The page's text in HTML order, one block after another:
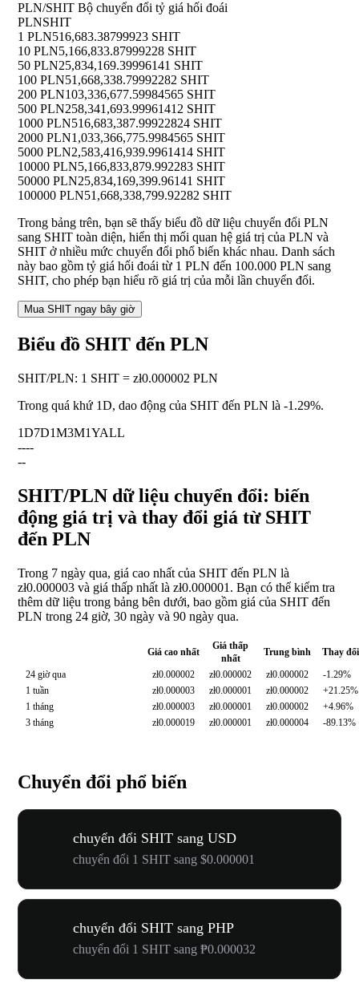
PLN/SHIT Bộ chuyển đổi tỷ giá hối đoái
PLNSHIT
1 PLN516,683.38799923 SHIT
10 PLN5,166,833.87999228 SHIT
50 PLN25,834,169.39996141 SHIT
100 PLN51,668,338.79992282 SHIT
200 PLN103,336,677.59984565 SHIT
500 PLN258,341,693.99961412 SHIT
1000 PLN516,683,387.99922824 SHIT
2000 PLN1,033,366,775.9984565 SHIT
5000 PLN2,583,416,939.9961414 SHIT
10000 PLN5,166,833,879.992283 SHIT
50000 PLN25,834,169,399.96141 SHIT
100000 PLN51,668,338,799.92282 SHIT
Trong bảng trên, bạn sẽ thấy biểu đồ dữ liệu chuyển đổi PLN
sang SHIT toàn diện, hiển thị mối quan hệ giá trị của PLN và
SHIT ở nhiều mức chuyển đổi phổ biến khác nhau. Danh sách
này bao gồm tỷ giá hối đoái từ 1 PLN đến 100.000 PLN sang
SHIT, cho phép bạn hiểu rõ giá trị của mỗi lần chuyển đổi.
Mua SHIT ngay bây giờ
Biểu đồ SHIT đến PLN
SHIT/PLN: 1 SHIT = zł0.000002 PLN
Trong quá khứ 1D, dao động của SHIT đến PLN là -1.29%.
1D7D1M3M1YALL
----
--
SHIT/PLN dữ liệu chuyển đổi: biến
động giá trị và thay đổi giá từ SHIT
đến PLN
Trong 7 ngày qua, giá cao nhất của SHIT đến PLN là
zł0.000003 và giá thấp nhất là zł0.000001. Bạn có thể kiểm tra
thêm dữ liệu trong bảng bên dưới, bao gồm giá của SHIT đến
PLN trong 24 giờ, 30 ngày và 90 ngày qua.
Giá cao nhất
Giá thấp
nhất
Trung bình
Thay đổi
24 giờ qua
zł0.000002 zł0.000002 zł0.000002
-1.29%
1 tuần
zł0.000003 zł0.000001 zł0.000002
+21.25%
1 tháng
zł0.000003 zł0.000001 zł0.000002
+4.96%
3 tháng
zł0.000019 zł0.000001 zł0.000004 -89.13%
Chuyển đổi phổ biến
chuyển đổi SHIT sang USD
chuyển đổi 1 SHIT sang $0.000001
chuyển đổi SHIT sang PHP
chuyển đổi 1 SHIT sang ₱0.000032